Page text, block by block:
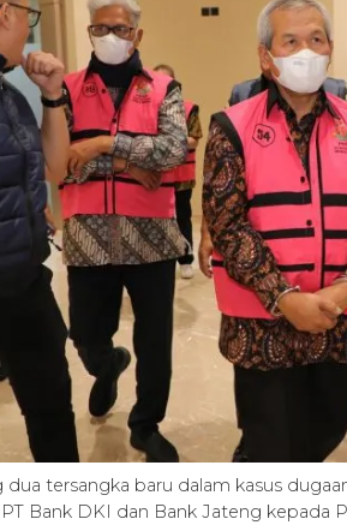
tersangka baru dalam kasus
Bank DKI dan Bank Jateng kepada